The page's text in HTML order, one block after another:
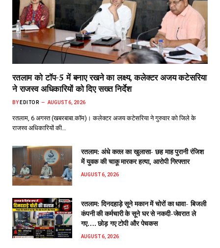
रतलाम को टॉप-5 में बनाए रखने का लक्ष्य, कलेक्टर अजय कटेसरिया
ने राजस्व अधिकारियों को दिए सख्त निर्देश
BY EDITOR AUGUST 6, 2026
रतलाम, 6 अगस्त (खबरबाबा.कॉम)। कलेक्टर अजय कटेसरिया ने गुरुवार को जिले के
राजस्व अधिकारियों की…
रतलाम: अंधे कत्ल का खुलासा- छह माह पुरानी रंजिश
में युवक की चाकू मारकर हत्या, आरोपी गिरफ्तार
AUGUST 6, 2026
रतलाम: दिनदहाड़े सूने मकान में चोरों का धावा- बिजली
कंपनी की कर्मचारी के सूने घर से नकदी-जेवरात ले
गए…. छोड़ गए टोपी और पेचकस
AUGUST 6, 2026